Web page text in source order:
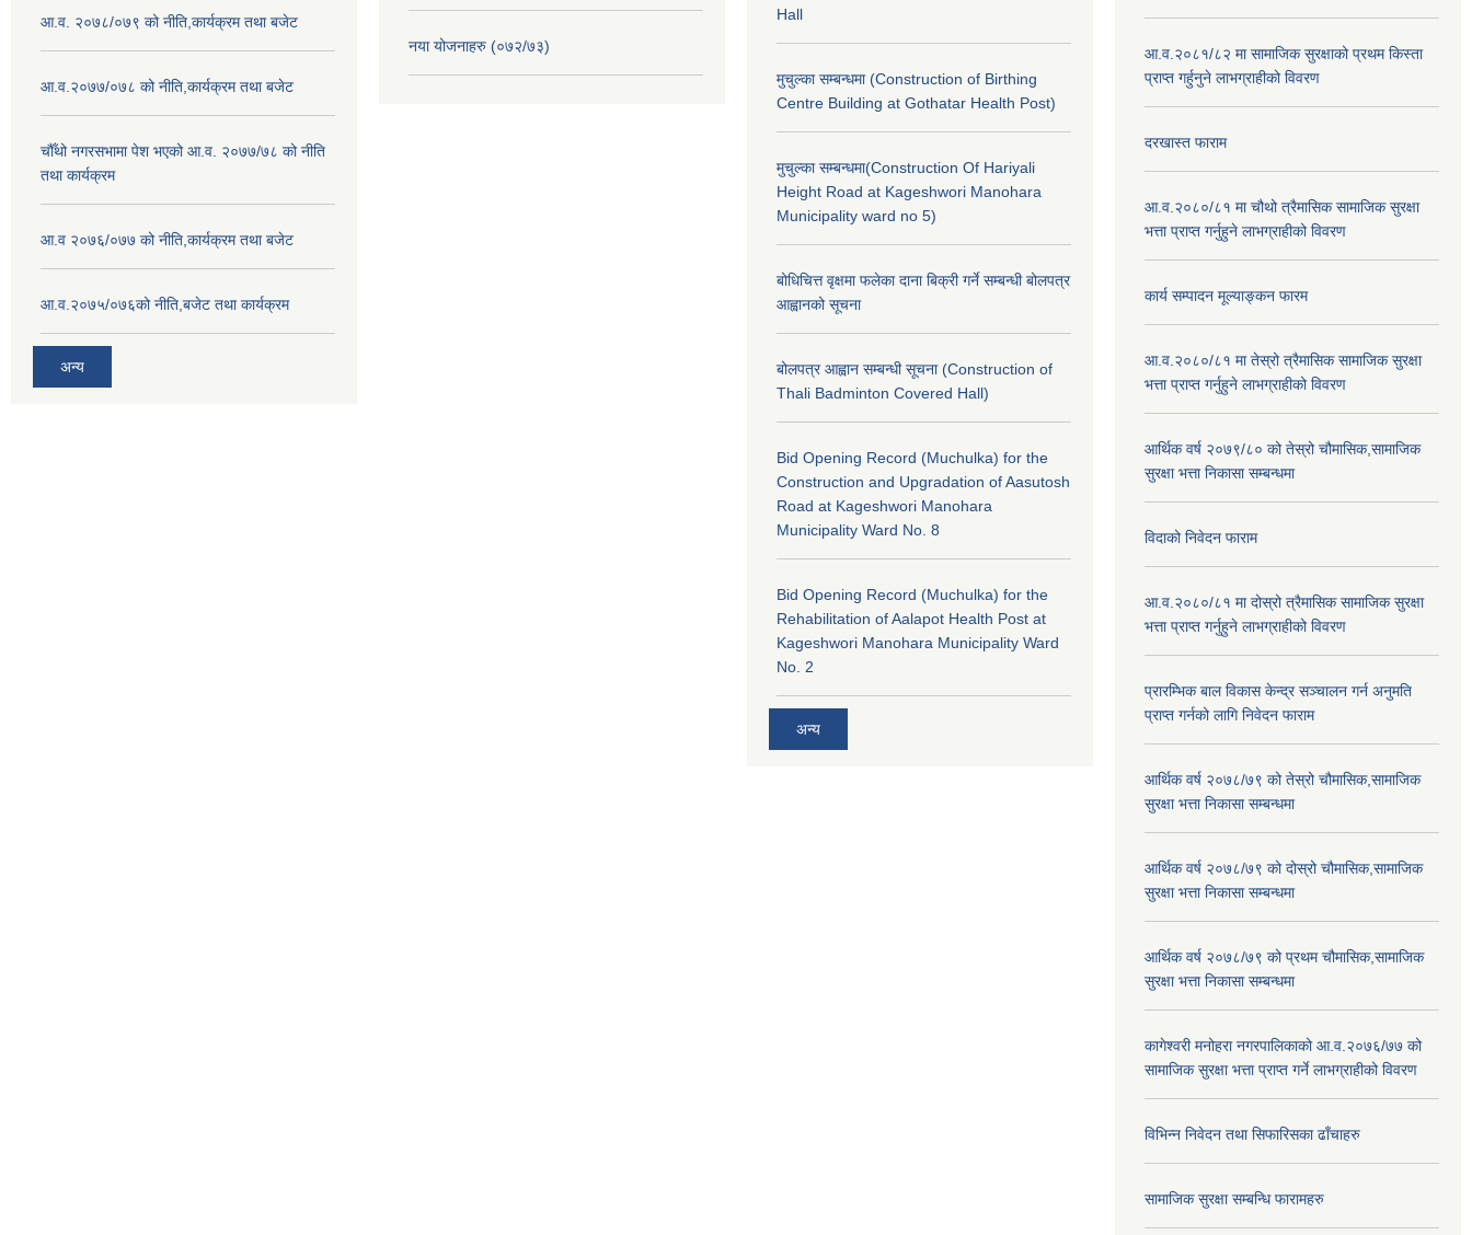
आ.व. २०७८/०७९ को नीति,कार्यक्रम तथा बजेट
आ.व.२०७७/०७८ को नीति,कार्यक्रम तथा बजेट
चौँथो नगरसभामा पेश भएको आ.व. २०७७/७८ को नीति
तथा कार्यक्रम
आ.व २०७६/०७७ को नीति,कार्यक्रम तथा बजेट
आ.व.२०७५/०७६को नीति,बजेट तथा कार्यक्रम
अन्य
नया योजनाहरु (०७२/७३)
Hall
मुचुल्का सम्बन्धमा (Construction of Birthing
Centre Building at Gothatar Health Post)
मुचुल्का सम्बन्धमा(Construction Of Hariyali
Height Road at Kageshwori Manohara
Municipality ward no 5)
बोधिचित्त वृक्षमा फलेका दाना बिक्री गर्ने सम्बन्धी बोलपत्र
आह्वानको सूचना
बोलपत्र आह्वान सम्बन्धी सूचना (Construction of
Thali Badminton Covered Hall)
Bid Opening Record (Muchulka) for the
Construction and Upgradation of Aasutosh
Road at Kageshwori Manohara
Municipality Ward No. 8
Bid Opening Record (Muchulka) for the
Rehabilitation of Aalapot Health Post at
Kageshwori Manohara Municipality Ward
No. 2
अन्य
आ.व.२०८१/८२ मा सामाजिक सुरक्षाको प्रथम किस्ता
प्राप्त गर्हुनुने लाभग्राहीको विवरण
दरखास्त फाराम
आ.व.२०८०/८१ मा चौथो त्रैमासिक सामाजिक सुरक्षा
भत्ता प्राप्त गर्नुहुने लाभग्राहीको विवरण
कार्य सम्पादन मूल्याङ्कन फारम
आ.व.२०८०/८१ मा तेस्रो त्रैमासिक सामाजिक सुरक्षा
भत्ता प्राप्त गर्नुहुने लाभग्राहीको विवरण
आर्थिक वर्ष २०७९/८० को तेस्रो चौमासिक,सामाजिक
सुरक्षा भत्ता निकासा सम्बन्धमा
विदाको निवेदन फाराम
आ.व.२०८०/८१ मा दोस्रो त्रैमासिक सामाजिक सुरक्षा
भत्ता प्राप्त गर्नुहुने लाभग्राहीको विवरण
प्रारम्भिक बाल विकास केन्द्र सञ्चालन गर्न अनुमति
प्राप्त गर्नको लागि निवेदन फाराम
आर्थिक वर्ष २०७८/७९ को तेस्रो चौमासिक,सामाजिक
सुरक्षा भत्ता निकासा सम्बन्धमा
आर्थिक वर्ष २०७८/७९ को दोस्रो चौमासिक,सामाजिक
सुरक्षा भत्ता निकासा सम्बन्धमा
आर्थिक वर्ष २०७८/७९ को प्रथम चौमासिक,सामाजिक
सुरक्षा भत्ता निकासा सम्बन्धमा
कागेश्वरी मनोहरा नगरपालिकाको आ.व.२०७६/७७ को
सामाजिक सुरक्षा भत्ता प्राप्त गर्ने लाभग्राहीको विवरण
विभिन्न निवेदन तथा सिफारिसका ढाँचाहरु
सामाजिक सुरक्षा सम्बन्धि फारामहरु